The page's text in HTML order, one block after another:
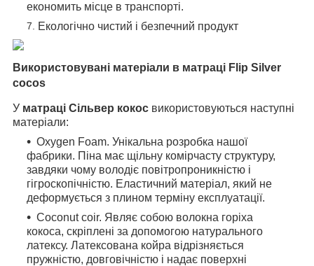
економить місце в транспорті.
Екологічно чистий і безпечний продукт
Використовувані матеріали в матраці Flip Silver
cocos
У матраці Сільвер кокос використовуються наступні
матеріали:
Oxygen Foam. Унікальна розробка нашої
фабрики. Піна має щільну комірчасту структуру,
завдяки чому володіє повітропроникністю і
гігроскопічністю. Еластичний матеріал, який не
деформується з плином терміну експлуатації.
Coconut coir. Являє собою волокна горіха
кокоса, скріплені за допомогою натурального
латексу. Латексована койра відрізняється
пружністю, довговічністю і надає поверхні